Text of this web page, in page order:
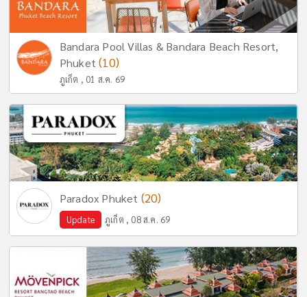
Bandara Pool Villas & Bandara Beach Resort,
Phuket(10)
ภูเก็ต , 01 ส.ค. 69
Paradox Phuket (20)
Update ภูเก็ต , 08 ส.ค. 69